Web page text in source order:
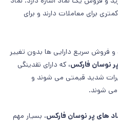
برای معاملات دارند و برای
و فروش سریع دارایی ها بدون تغییر
نوسان فارکس، که دارای نقدینگی
شدید قیمتی می شوند و
می شوند.
های پر نوسان فارکس، بسیار مهم